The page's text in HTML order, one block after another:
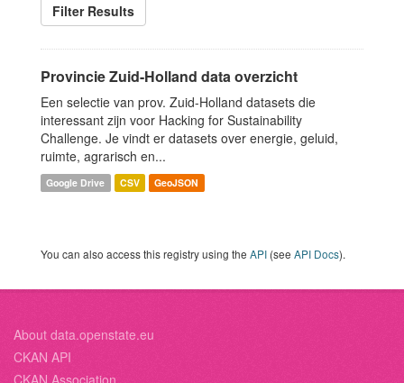
Filter Results
Provincie Zuid-Holland data overzicht
Een selectie van prov. Zuid-Holland datasets die
interessant zijn voor Hacking for Sustainability
Challenge. Je vindt er datasets over energie, geluid,
ruimte, agrarisch en...
Google Drive CSV GeoJSON
You can also access this registry using the API (see API Docs).
About data.openstate.eu
CKAN API
CKAN Association